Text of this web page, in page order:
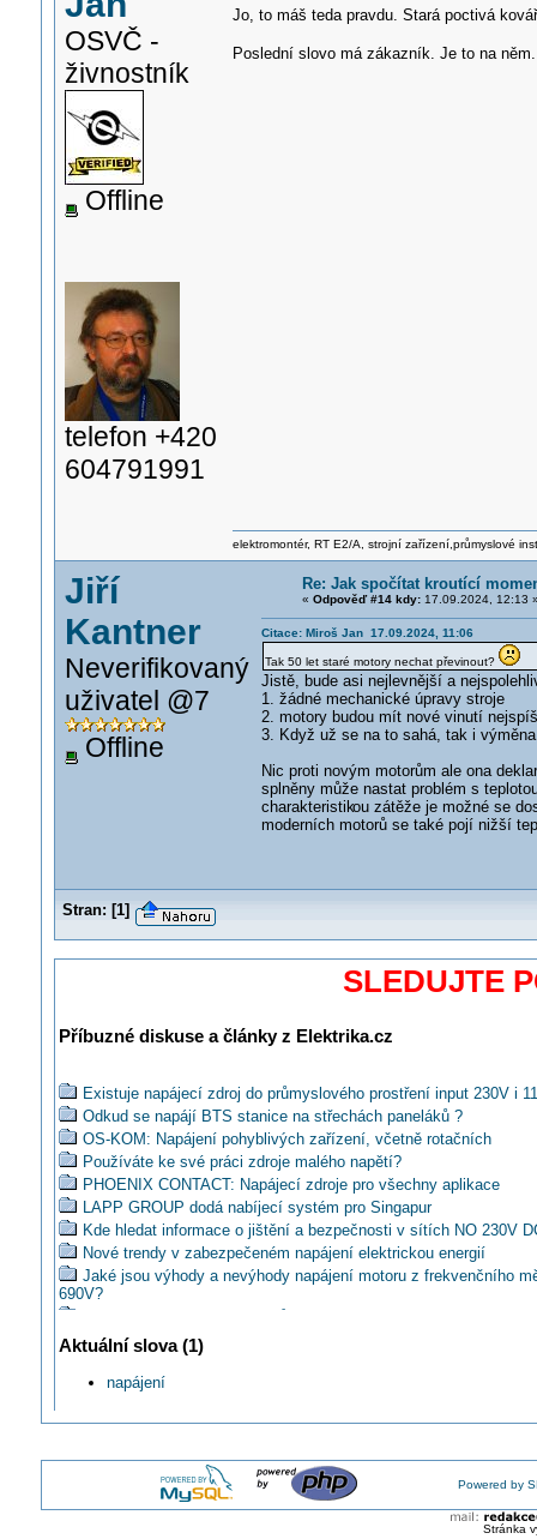
OSVČ -
živnostník
Offline
telefon +420
604791991
Jo, to máš teda pravdu. Stará poctivá
Poslední slovo má zákazník. Je to na
elektromontér, RT E2/A, strojní zařízení,průmyslové
Jiří
Kantner
Neverifikovaný
uživatel @7
Offline
Re: Jak spočítat kroutící
« Odpověď #14 kdy:17.09.2024, 12:13
Citace: Miroš Jan 17.09.2024, 11:06
Tak 50 let staré motory nechat převinout?
Jistě, bude asi nejlevnější a
1. žádné mechanické úpravy stroje
2. motory budou mít nové vinutí
3. Když už se na to sahá, tak i
Nic proti novým motorům ale ona
splněny může nastat problém s
charakteristikou zátěže je možné se
moderních motorů se také pojí nižší
Stran: [1]
SLEDUJTE
Příbuzné diskuse a články z Elektrika.cz
Existuje napájecí zdroj do průmyslového prostření input 230V i
Odkud se napájí BTS stanice na střechách paneláků ?
OS-KOM: Napájení pohyblivých zařízení, včetně rotačních
Používáte ke své práci zdroje malého napětí?
PHOENIX CONTACT: Napájecí zdroje pro všechny aplikace
LAPP GROUP dodá nabíjecí systém pro Singapur
Kde hledat informace o jištění a bezpečnosti v sítích NO 230V
Nové trendy v zabezpečeném napájení elektrickou energií
Jaké jsou výhody a nevýhody napájení motoru z frekvenčního
690V?
Zabezpečené napájení elektřinou a teplem v kontextu současné
situace v ČR
Mohu poskodit pristroj adapterem s vyssim proudem?
Už jste někdy slyšeli o napájení osvětlení ze schwitche po UTP?
vývodů?
Jak automaticky prepinat mezi ruznymi zdroji pro topnou spiralu?
Jak realizovat napěťový sčítač?
Aktuální slova (1)
napájení
Powered by
Stránka